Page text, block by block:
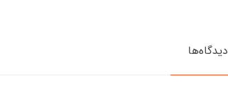
دیدگاه‌ها